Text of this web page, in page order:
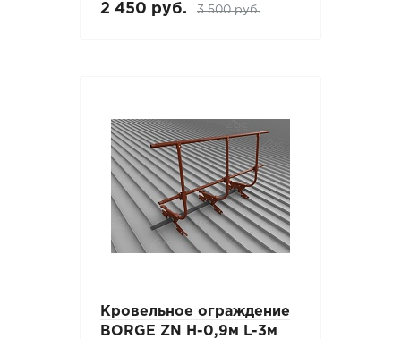
2 450 руб. 3 500 руб.
Кровельное ограждение
BORGE ZN H-0,9м L-3м